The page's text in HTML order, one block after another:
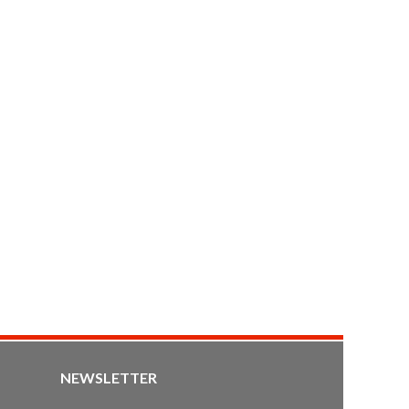
NEWSLETTER